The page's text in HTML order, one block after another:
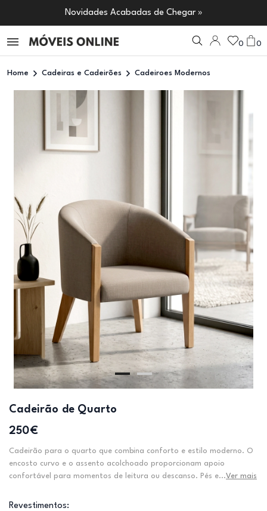
Novidades Acabadas de Chegar »
0 0
Home Cadeiras e Cadeirões Cadeiroes Modernos
Cadeirão de Quarto
250€
Cadeirão para o quarto que combina conforto e estilo moderno. O
encosto curvo e o assento acolchoado proporcionam apoio
confortável para momentos de leitura ou descanso. Pés e...Ver mais
Revestimentos: